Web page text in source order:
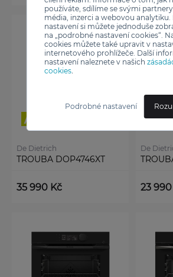
používáte, sdílíme se svými
média, inzerci a webovou
nastavení si můžete jednoduše
na „podrobné nastavení cookies“.
cookies můžete také upravit v
internetového prohlížeče. Další
nastavení naleznete v našich
cookies.
Podrobné nastavení
De Dietrich
TROUBA DOP4746XT
35 990 Kč
De
23